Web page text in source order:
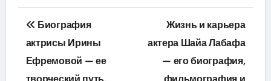
Навигация
по
записям
Биография
актрисы Ирины
Ефремовой — ее
Жизнь и карьера
актера Шайа Лабафа
— его биография,